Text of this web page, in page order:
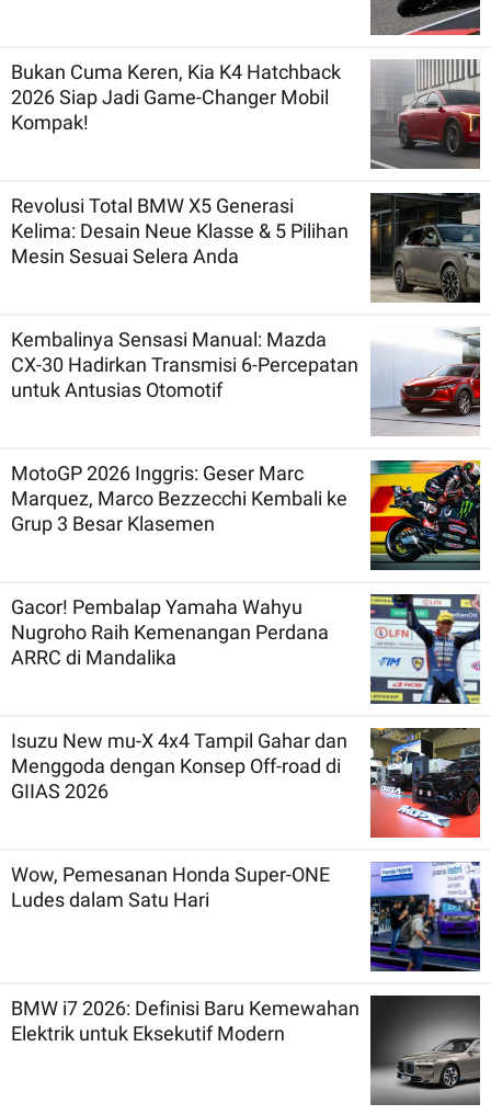
Bukan Cuma Keren, Kia K4 Hatchback
2026 Siap Jadi Game-Changer Mobil
Kompak!
Revolusi Total BMW X5 Generasi
Kelima: Desain Neue Klasse & 5 Pilihan
Mesin Sesuai Selera Anda
Kembalinya Sensasi Manual: Mazda
CX-30 Hadirkan Transmisi 6-Percepatan
untuk Antusias Otomotif
MotoGP 2026 Inggris: Geser Marc
Marquez, Marco Bezzecchi Kembali ke
Grup 3 Besar Klasemen
Gacor! Pembalap Yamaha Wahyu
Nugroho Raih Kemenangan Perdana
ARRC di Mandalika
Isuzu New mu-X 4x4 Tampil Gahar dan
Menggoda dengan Konsep Off-road di
GIIAS 2026
Wow, Pemesanan Honda Super-ONE
Ludes dalam Satu Hari
BMW i7 2026: Definisi Baru Kemewahan
Elektrik untuk Eksekutif Modern